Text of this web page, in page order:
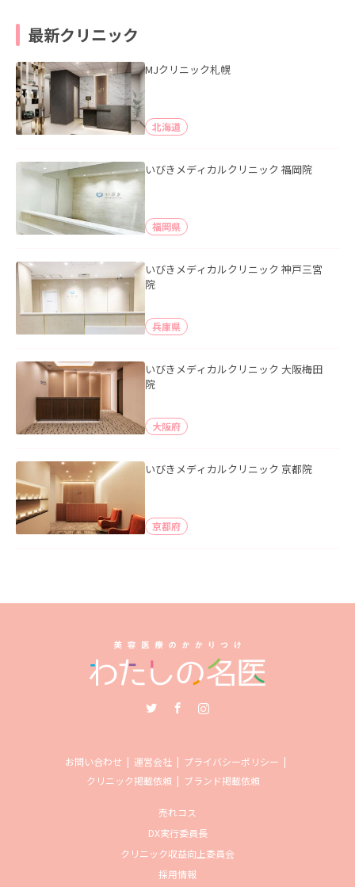
最新クリニック
MJクリニック札幌
北海道
いびきメディカルクリニック 福岡院
福岡県
いびきメディカルクリニック 神戸三宮
院
兵庫県
いびきメディカルクリニック 大阪梅田
院
大阪府
いびきメディカルクリニック 京都院
京都府
お問い合わせ 運営会社
プライバシーポリシー
クリニック掲載依頼
ブランド掲載依頼
売れコス
DX実行委員長
クリニック収益向上委員会
採用情報